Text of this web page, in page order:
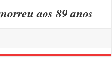
aos 89 anos